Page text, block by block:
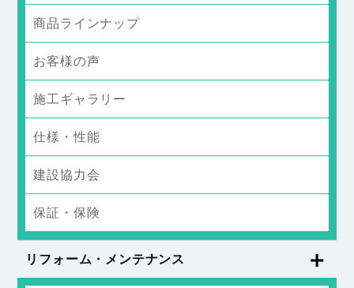
商品ラインナップ
お客様の声
施工ギャラリー
仕様・性能
建設協力会
保証・保険
リフォーム・メンテナンス